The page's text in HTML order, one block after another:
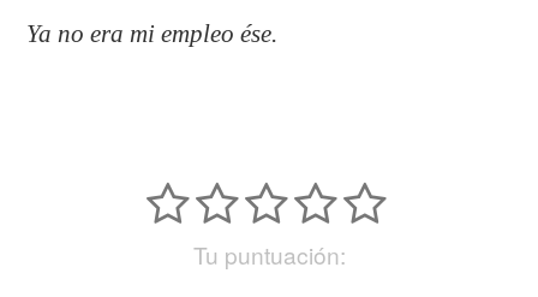
Ya no era mi empleo ése.
Tu puntuación: